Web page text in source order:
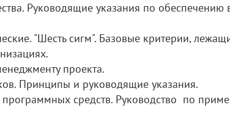
Руководящие указания по обеспечению
"Шесть сигм". Базовые критерии,
проекта.
Принципы и руководящие указания.
программных средств. Руководство по